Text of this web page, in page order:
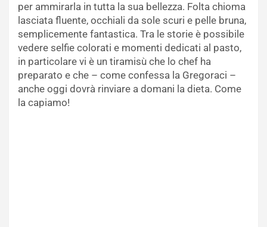
per ammirarla in tutta la sua bellezza. Folta chioma
lasciata fluente, occhiali da sole scuri e pelle bruna,
semplicemente fantastica. Tra le storie è possibile
vedere selfie colorati e momenti dedicati al pasto,
in particolare vi è un tiramisù che lo chef ha
preparato e che – come confessa la Gregoraci –
anche oggi dovrà rinviare a domani la dieta. Come
la capiamo!